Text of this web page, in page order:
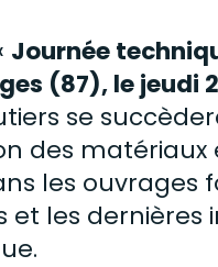
Journée
(87), le jeudi
se
des
les ouvrages
et les